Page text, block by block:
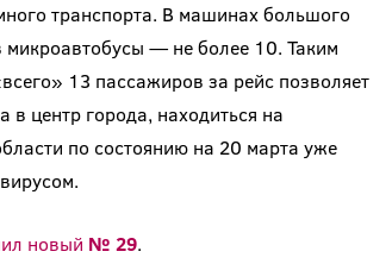
транспорта. В машинах большого
микроавтобусы — не более 10. Таким
13 пассажиров за рейс позволяет
центр города, находиться на
по состоянию на 20 марта уже
новый № 29.